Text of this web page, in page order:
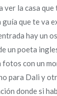
ver la casa que
que te va
hay un
un poeta
con un
para Dali y
donde si